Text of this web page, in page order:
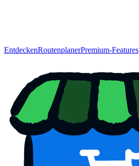
EntdeckenRoutenplanerPremium-Features